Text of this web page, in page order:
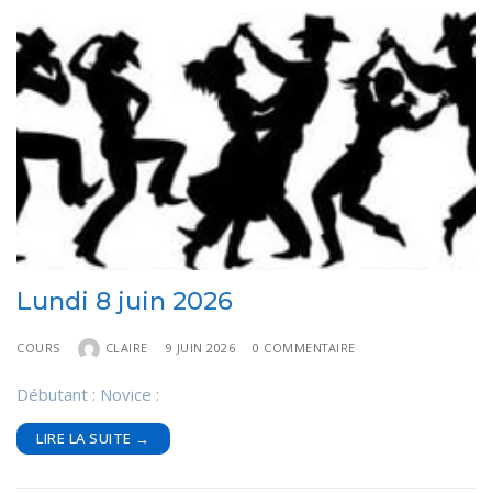
Lundi 8 juin 2026
COURS CLAIRE 9 JUIN 2026 0 COMMENTAIRE
Débutant : Novice :
LIRE LA SUITE →